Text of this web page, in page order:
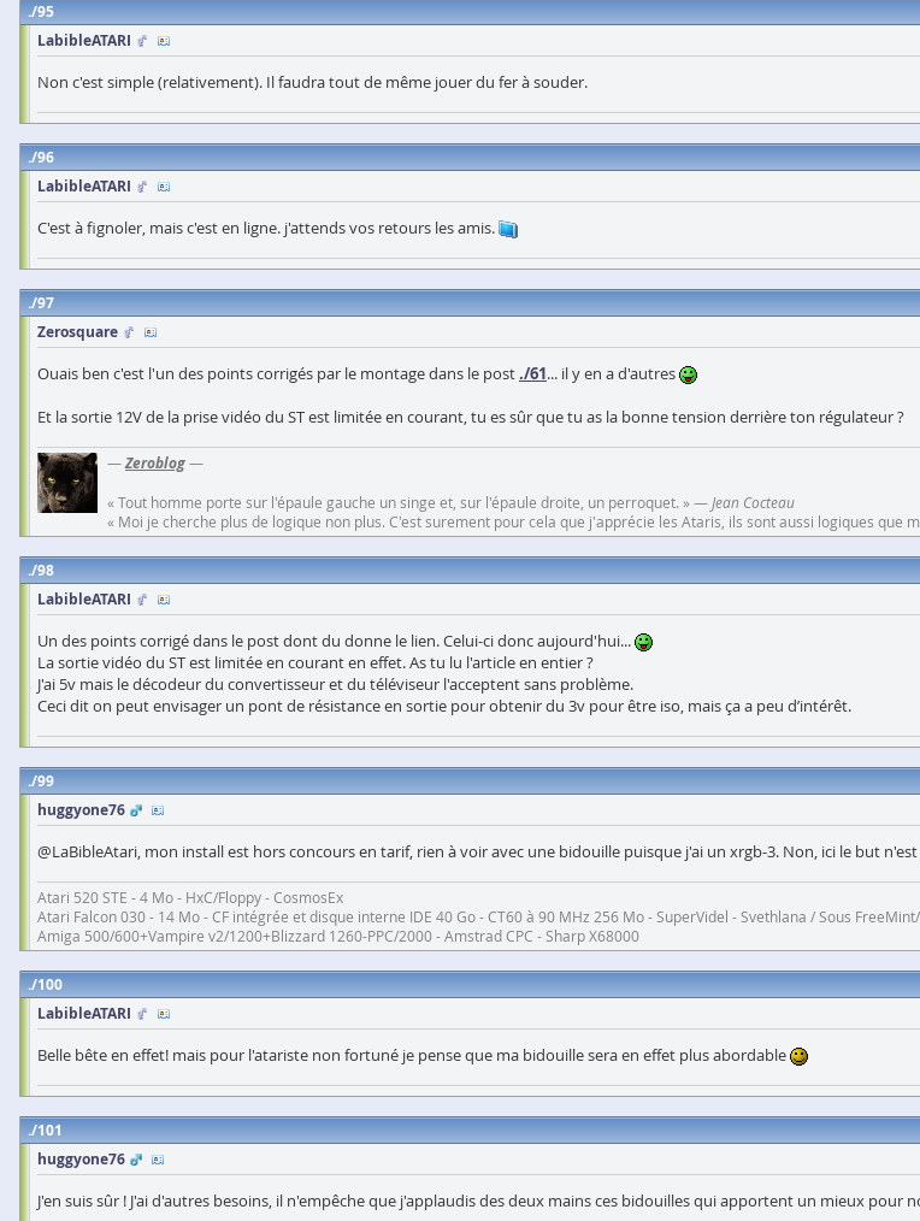
95
LabibleATARI
Non c'est simple (relativement). Il faudra tout de même jouer du fer à souder.
96
LabibleATARI
C'est à fignoler, mais c'est en ligne. j'attends vos retours les amis.
97
Zerosquare
Ouais ben c'est l'un des points corrigés par le montage dans le post./61... il y en a d'autres
Et la sortie 12V de la prise vidéo du ST est limitée en courant, tu es sûr que tu as la bonne tension derrière ton régulateur ?
—Zeroblog—
« Tout homme porte sur l'épaule gauche un singe et, sur l'épaule droite, un perroquet. » — Jean Cocteau
« Moi je cherche plus de logique non plus. C'est surement pour cela que j'apprécie les Ataris, ils sont aussi logiques que
98
LabibleATARI
Un des points corrigé dans le post dont du donne le lien. Celui-ci donc aujourd'hui...
La sortie vidéo du ST est limitée en courant en effet. As tu lu l'article en entier ?
J'ai 5v mais le décodeur du convertisseur et du téléviseur l'acceptent sans problème.
Ceci dit on peut envisager un pont de résistance en sortie pour obtenir du 3v pour être iso, mais ça a peu d’intérêt.
99
huggyone76
@LaBibleAtari, mon install est hors concours en tarif, rien à voir avec une bidouille puisque j'ai un xrgb-3. Non, ici le but
Atari 520 STE - 4 Mo - HxC/Floppy - CosmosEx
Atari Falcon 030 - 14 Mo - CF intégrée et disque interne IDE 40 Go - CT60 à 90 MHz 256 Mo - SuperVidel - Svethlana / Sous
Amiga 500/600+Vampire v2/1200+Blizzard 1260-PPC/2000 - Amstrad CPC - Sharp X68000
100
LabibleATARI
Belle bête en effet! mais pour l'atariste non fortuné je pense que ma bidouille sera en effet plus abordable
101
huggyone76
J'en suis sûr ! J'ai d'autres besoins, il n'empêche que j'applaudis des deux mains ces bidouilles qui apportent un mieux pour